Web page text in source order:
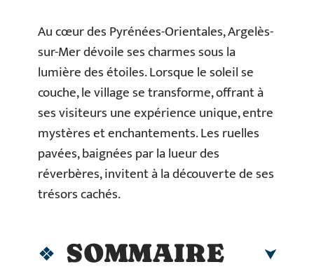
Au cœur des Pyrénées-Orientales, Argelès-
sur-Mer dévoile ses charmes sous la
lumière des étoiles. Lorsque le soleil se
couche, le village se transforme, offrant à
ses visiteurs une expérience unique, entre
mystères et enchantements. Les ruelles
pavées, baignées par la lueur des
réverbères, invitent à la découverte de ses
trésors cachés.
SOMMAIRE